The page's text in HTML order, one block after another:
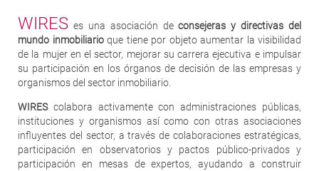
WIRES es una asociación deconsejeras y directivas del
mundo inmobiliarioque tiene por objeto aumentar la visibilidad
de la mujer en el sector, mejorar su carrera ejecutiva e impulsar
su participación en los órganos de decisión de las empresas y
organismos del sector inmobiliario.
WIREScolabora activamente con administraciones públicas,
instituciones y organismos así como con otras asociaciones
influyentes del sector, a través de colaboraciones estratégicas,
participación en observatorios y pactos público-privados y
participación en mesas de expertos, ayudando a construir